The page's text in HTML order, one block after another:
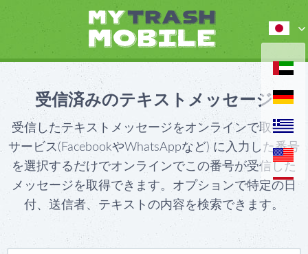
受信済みのテキストメッセージ
受信したテキストメッセージをオンラインで取得。
サービス(FacebookやWhatsAppなど) に入力した番号
を選択するだけでオンラインでこの番号が受信した
メッセージを取得できます。オプションで特定の日
付、送信者、テキストの内容を検索できます。